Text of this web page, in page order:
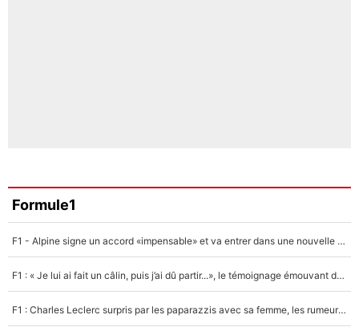
Formule1
F1 - Alpine signe un accord «impensable» et va entrer dans une nouvelle dimension : Grande nouvelle pour Pierre Gasly !
F1 : « Je lui ai fait un câlin, puis j’ai dû partir...», le témoignage émouvant de Max Verstappen sur sa fille
F1 : Charles Leclerc surpris par les paparazzis avec sa femme, les rumeurs étaient vraies !